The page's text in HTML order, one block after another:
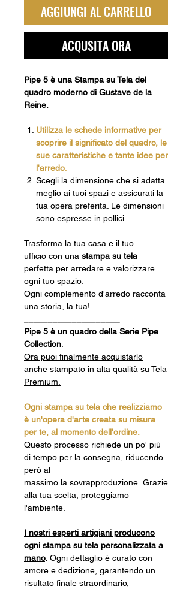
AGGIUNGI AL CARRELLO
ACQUSITA ORA
Pipe 5 è una Stampa su Tela del
quadro moderno di Gustave de la
Reine.
Utilizza le schede informative per
scoprire il significato del quadro, le
sue caratteristiche e tante idee per
l'arredo
Scegli la dimensione che si adatta
meglio ai tuoi spazi e assicurati la
tua opera preferita. Le dimensioni
sono espresse in pollici.
Trasforma la tua casa e il tuo
ufficio con una stampa su tela
perfetta per arredare e valorizzare
ogni tuo spazio.
Ogni complemento d'arredo racconta
una storia, la tua!
Pipe 5 è un quadro della Serie Pipe
Collection
Ora puoi finalmente acquistarlo
anche stampato in alta qualità su Tela
Premium.
Ogni stampa su tela che realizziamo
è un'opera d'arte creata su misura
per te, al momento dell'ordine.
Questo processo richiede un po' più
di tempo per la consegna, riducendo
però al
massimo la sovrapproduzione. Grazie
alla tua scelta, proteggiamo
l'ambiente.
I nostri esperti artigiani producono
ogni stampa su tela personalizzata a
mano. Ogni dettaglio è curato con
amore e dedizione, garantendo un
risultato finale straordinario,